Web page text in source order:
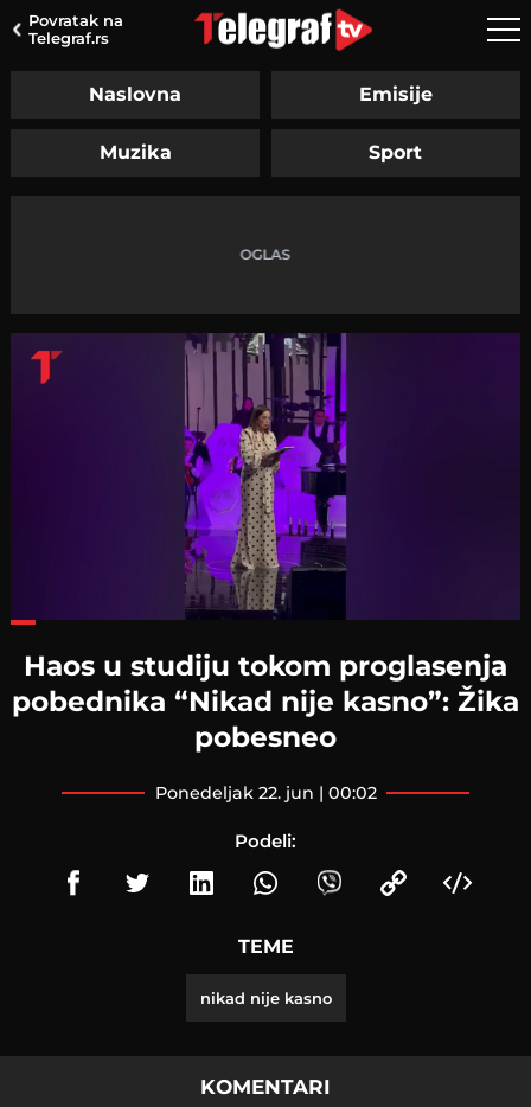
Povratak na
Telegraf.rs
Naslovna Emisije
Muzika Sport
Haos u studiju tokom proglasenja
pobednika “Nikad nije kasno”: Žika
pobesneo
ponedeljak 22. jun | 00:02
Podeli:
TEME
nikad nije kasno
KOMENTARI